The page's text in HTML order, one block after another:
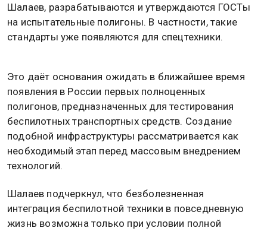
Шалаев, разрабатываются и утверждаются ГОСТы
на испытательные полигоны. В частности, такие
стандарты уже появляются для спецтехники.
Это даёт основания ожидать в ближайшее время
появления в России первых полноценных
полигонов, предназначенных для тестирования
беспилотных транспортных средств. Создание
подобной инфраструктуры рассматривается как
необходимый этап перед массовым внедрением
технологий.
Шалаев подчеркнул, что безболезненная
интеграция беспилотной техники в повседневную
жизнь возможна только при условии полной